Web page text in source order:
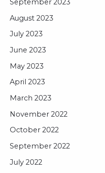
September 2023
August 2023
July 2023
June 2023
May 2023
April 2023
March 2023
November 2022
October 2022
September 2022
July 2022